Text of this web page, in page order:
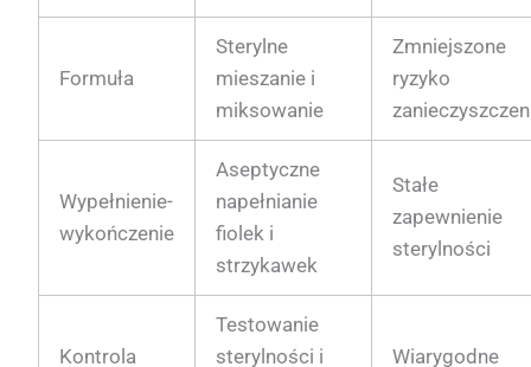
Formuła
Sterylne
mieszanie i
miksowanie
Zmniejszone
ryzyko
Wypełnienie-
wykończenie
Aseptyczne
napełnianie
fiolek i
strzykawek
Stałe
zapewnienie
sterylności
Kontrola
Testowanie
sterylności i
Wiarygodne